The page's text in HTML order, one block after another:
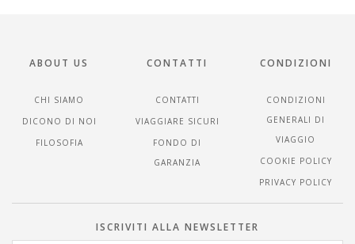
ABOUT US
CHI SIAMO
DICONO DI NOI
FILOSOFIA
CONTATTI
CONTATTI
VIAGGIARE SICURI
FONDO DI
GARANZIA
CONDIZIONI
CONDIZIONI
GENERALI DI
VIAGGIO
COOKIE POLICY
PRIVACY POLICY
ISCRIVITI ALLA NEWSLETTER